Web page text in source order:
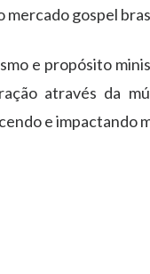
mercado gospel
e propósito
através da
e impactando